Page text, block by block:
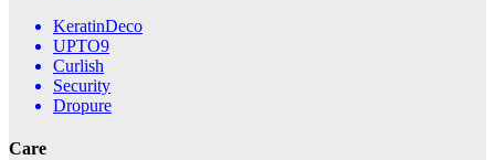
KeratinDeco
UPTO9
Curlish
Security
Dropure
Care